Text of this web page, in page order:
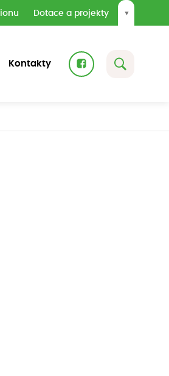
Dotace a projekty ▼
Kontakty